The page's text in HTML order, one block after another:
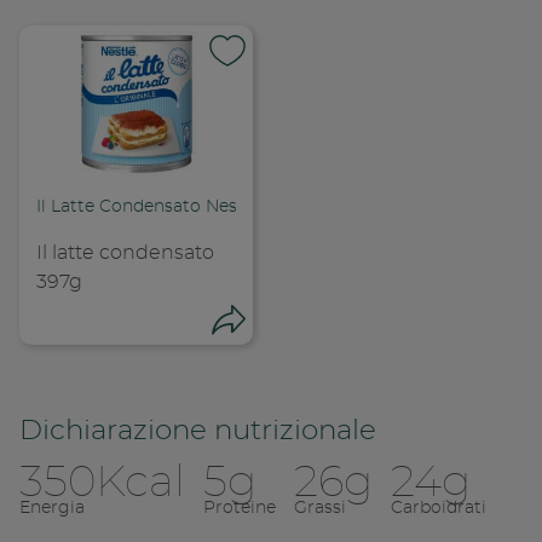
Copia
Dichiarazione nutrizionale
350Kcal
Energia
5g
Proteine
26g
Grassi
24g
Carboidrati
Il Latte Condensato Nestlé
Il latte condensato
397g
Condividi su